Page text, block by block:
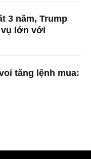
3 năm, Trump
lớn với
tăng lệnh mua: